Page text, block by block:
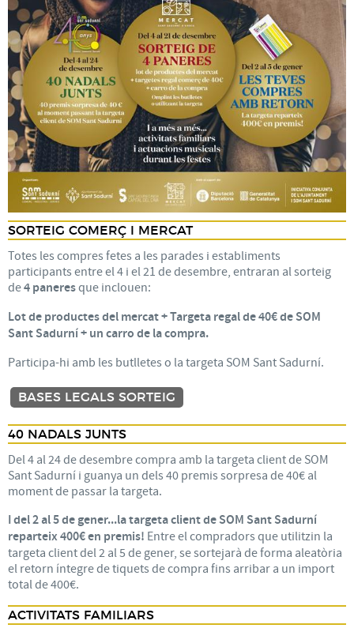
SORTEIG COMERÇ I MERCAT
Totes les compres fetes a les parades i establiments
participants entre el 4 i el 21 de desembre, entraran al sorteig
de4 paneresque inclouen:
Lot de productes del mercat + Targeta regal de 40€ de SOM
Sant Sadurní + un carro de la compra.
Participa-hi amb les butlletes o la targeta SOM Sant Sadurní.
BASES LEGALS SORTEIG
40 NADALS JUNTS
Del 4 al 24 de desembre compra amb la targeta client de SOM
Sant Sadurní i guanya un dels 40 premis sorpresa de 40€ al
moment de passar la targeta.
I del 2 al 5 de gener...la targeta client de SOM Sant Sadurní
reparteix 400€ en premis! Entre el compradors que utilitzin la
targeta client del 2 al 5 de gener, se sortejarà de forma aleatòria
el retorn íntegre de tiquets de compra fins arribar a un import
total de 400€.
ACTIVITATS FAMILIARS